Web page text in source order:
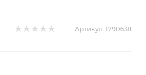
Артикул: 1790638